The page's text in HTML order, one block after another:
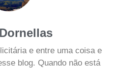
e entre uma coisa e
blog. Quando não está